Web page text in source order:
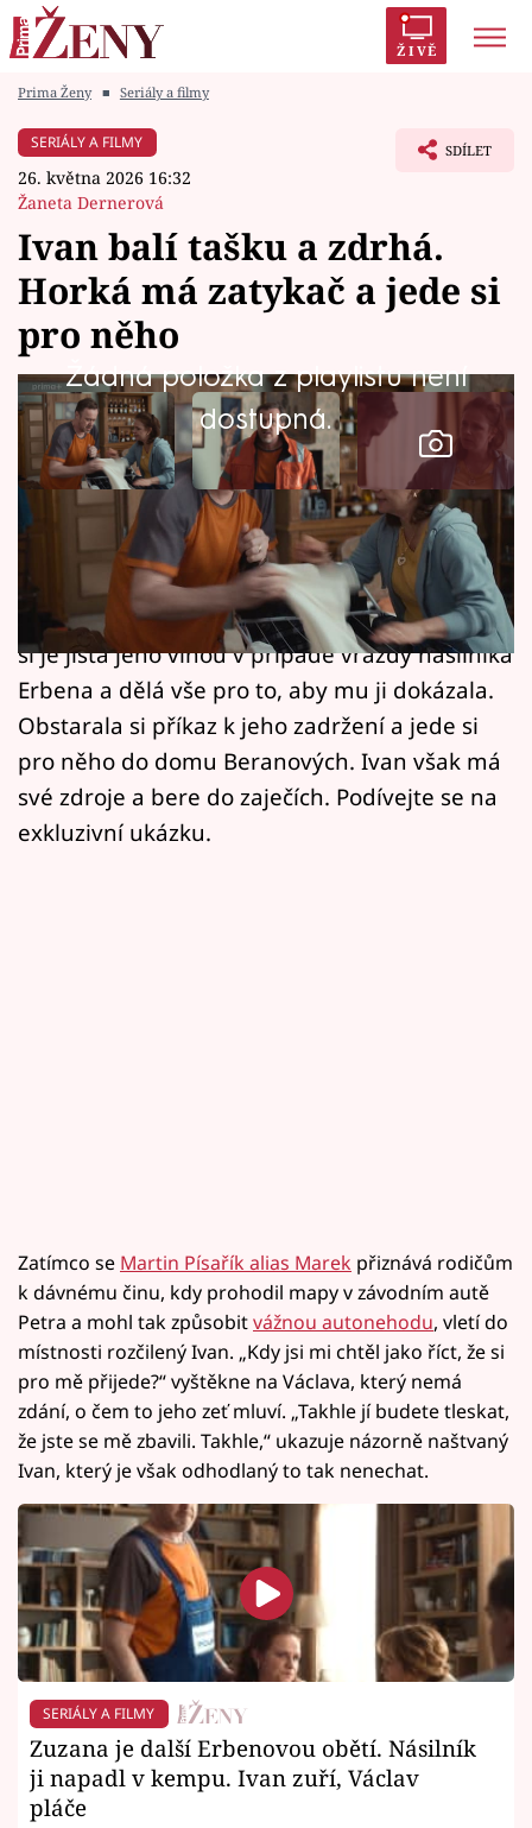
ŽIVĚ
Módní alarm
Témata
Celebrity
Vztahy
Seriály
Horoskopy
Sledujte prima+
Filmový festival Karlovy Vary
Pořady
Mámy sobě
Přihlášení
Prima Ženy ■ Seriály a filmy
SERIÁLY A FILMY
26. května 2026 16:32
Žaneta Dernerová
SDÍLET
Ivan balí tašku a zdrhá.
Horká má zatykač a jede si
pro něho
Žádná položka z playlistu není
dostupná.
David Máj se jako seriálový Ivan Lojka z
problémů snad nikdy nevyhrabe.
Podplukovnice Horká v podání Petry Bučkové
si je jistá jeho vinou v případě vraždy násilníka
Erbena a dělá vše pro to, aby mu ji dokázala.
Obstarala si příkaz k jeho zadržení a jede si
pro něho do domu Beranových. Ivan však má
své zdroje a bere do zaječích. Podívejte se na
exkluzivní ukázku.
Zatímco se Martin Písařík alias Marek přiznává rodičům
k dávnému činu, kdy prohodil mapy v závodním autě
Petra a mohl tak způsobitvážnou autonehodu, vletí do
místnosti rozčilený Ivan. „Kdy jsi mi chtěl jako říct, že si
pro mě přijede?“ vyštěkne na Václava, který nemá
zdání, o čem to jeho zeť mluví. „Takhle jí budete tleskat,
že jste se mě zbavili. Takhle,“ ukazuje názorně naštvaný
Ivan, který je však odhodlaný to tak nenechat.
SERIÁLY A FILMY
Zuzana je další Erbenovou obětí. Násilník
ji napadl v kempu. Ivan zuří, Václav
pláče